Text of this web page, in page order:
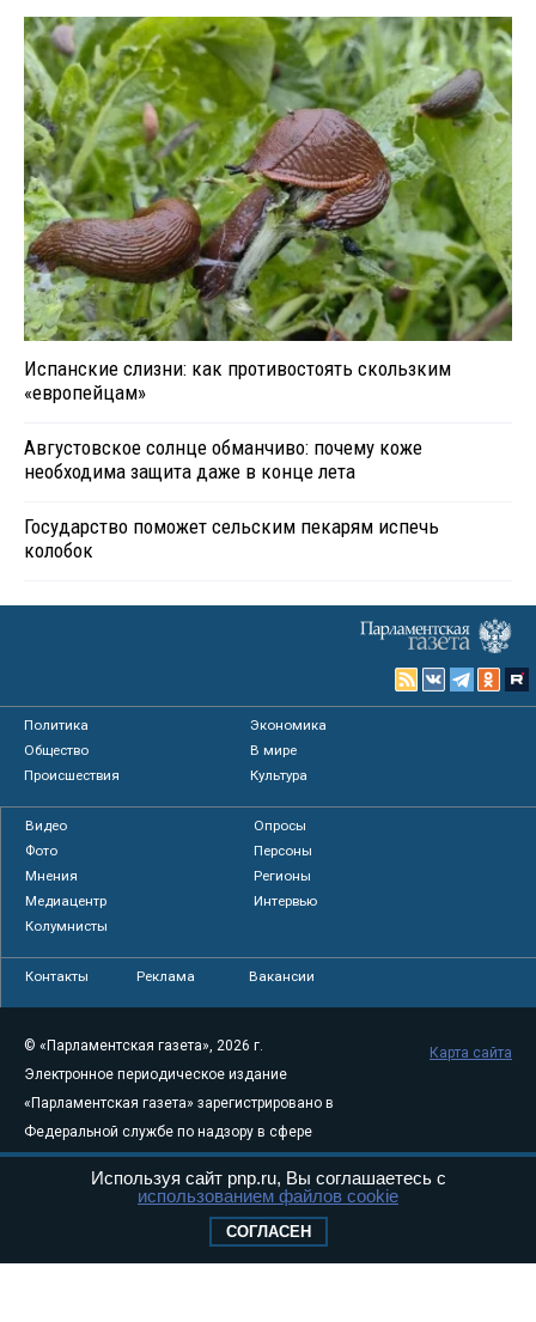
Испанские слизни: как противостоять скользким
«европейцам»
Августовское солнце обманчиво: почему коже
необходима защита даже в конце лета
Государство поможет сельским пекарям испечь
колобок
Политика
Экономика
Общество
В мире
Происшествия
Культура
Видео
Опросы
Фото
Персоны
Мнения
Регионы
Медиацентр
Интервью
Колумнисты
Контакты Реклама Вакансии
© «Парламентская газета», 2026 г.
Электронное периодическое издание
«Парламентская газета» зарегистрировано в
Федеральной службе по надзору в сфере
связи, информационных технологий и
массовых коммуникаций (Роскомнадзор) 05
Свидетельство о регистрации Эл № ФС77-
Карта сайта
Используя сайт pnp.ru, Вы соглашаетесь с
использованием файлов cookie
СОГЛАСЕН